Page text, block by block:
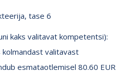
tase 6
kaks valitavat kompetentsi):
kolmandast valitavast
esmataotlemisel 80.60 EUR